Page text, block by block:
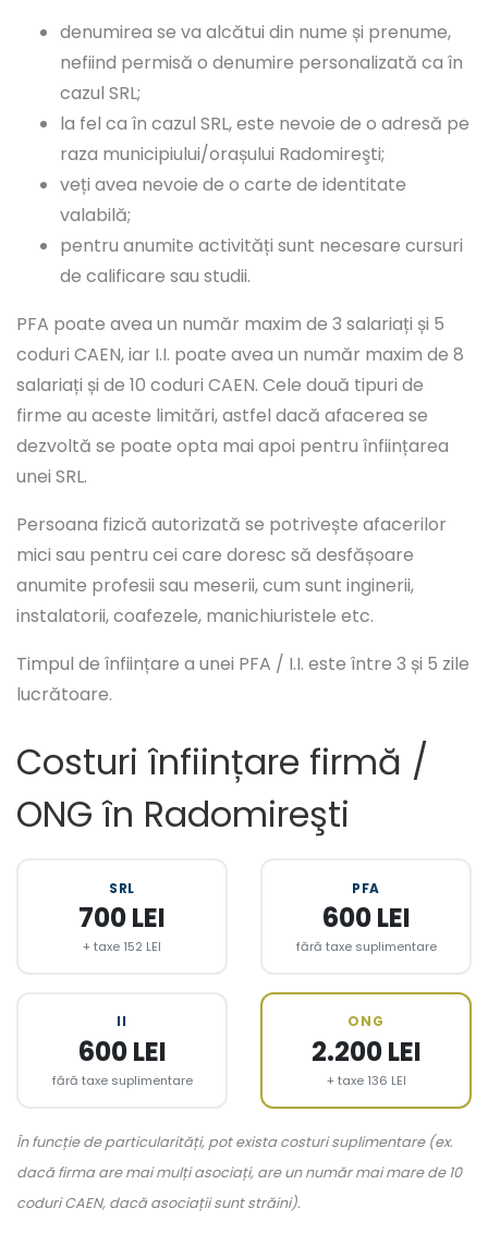
denumirea se va alcătui din nume și prenume,
nefiind permisă o denumire personalizată ca în
cazul SRL;
la fel ca în cazul SRL, este nevoie de o adresă pe
raza municipiului/orașului Radomireşti;
veți avea nevoie de o carte de identitate
valabilă;
pentru anumite activități sunt necesare cursuri
de calificare sau studii.
PFA poate avea un număr maxim de 3 salariați și 5
coduri CAEN, iar I.I. poate avea un număr maxim de 8
salariați și de 10 coduri CAEN. Cele două tipuri de
firme au aceste limitări, astfel dacă afacerea se
dezvoltă se poate opta mai apoi pentru înființarea
unei SRL.
Persoana fizică autorizată se potrivește afacerilor
mici sau pentru cei care doresc să desfășoare
anumite profesii sau meserii, cum sunt inginerii,
instalatorii, coafezele, manichiuristele etc.
Timpul de înființare a unei PFA / I.I. este între 3 și 5 zile
lucrătoare.
Costuri înființare firmă /
ONG în Radomireşti
SRL
700 LEI
+ taxe 152 LEI
PFA
600 LEI
fără taxe suplimentare
II
600 LEI
fără taxe suplimentare
ONG
2.200 LEI
+ taxe 136 LEI
În funcție de particularități, pot exista costuri suplimentare (ex.
dacă firma are mai mulți asociați, are un număr mai mare de 10
coduri CAEN, dacă asociații sunt străini).